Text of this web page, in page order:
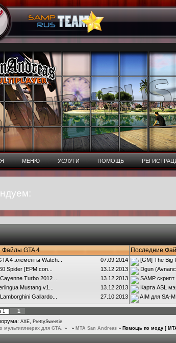
МЕНЮ УСЛУГИ ПОМОЩЬ
GTA 4 Последние
4 элементы Watch...
07.09.2014
Spider [EPM con...
13.12.2013
Turbo 2012 ...
13.12.2013
Mustang v1...
13.12.2013
Gallardo...
27.10.2013
[GM] The Big
Dgun
SAMP скрипт
Карта ASL
AIM для SA-
1
1
AXE
PrettySweetie
мультиплеерах для GTA. » » MTA San Andreas » Помощь по моду [